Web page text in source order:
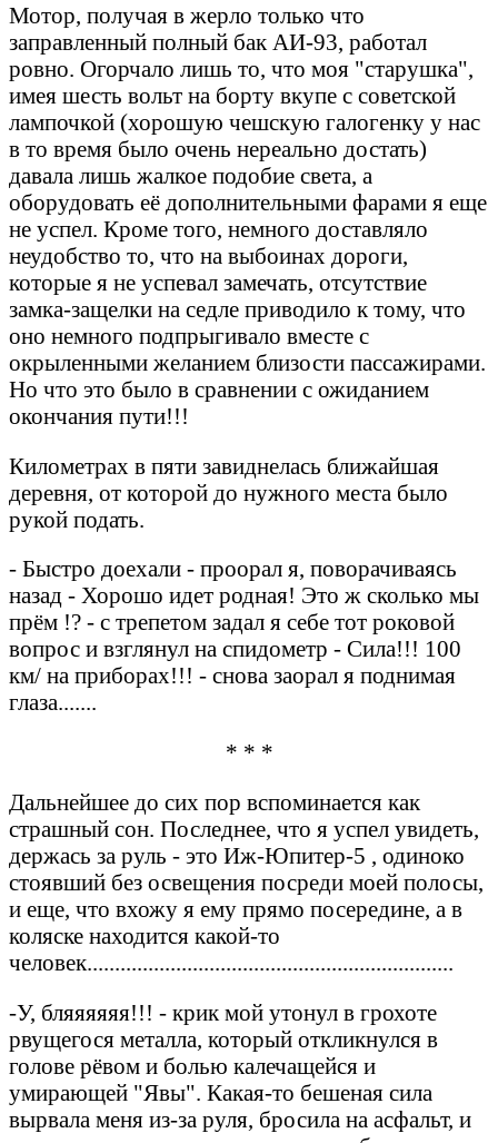
Мотор, получая в жерло только что
заправленный полный бак АИ-93, работал
ровно. Огорчало лишь то, что моя "старушка",
имея шесть вольт на борту вкупе с советской
лампочкой (хорошую чешскую галогенку у нас
в то время было очень нереально достать)
давала лишь жалкое подобие света, а
оборудовать её дополнительными фарами я еще
не успел. Кроме того, немного доставляло
неудобство то, что на выбоинах дороги,
которые я не успевал замечать, отсутствие
замка-защелки на седле приводило к тому, что
оно немного подпрыгивало вместе с
окрыленными желанием близости пассажирами.
Но что это было в сравнении с ожиданием
окончания пути!!!
Километрах в пяти завиднелась ближайшая
деревня, от которой до нужного места было
рукой подать.
- Быстро доехали - проорал я, поворачиваясь
назад - Хорошо идет родная! Это ж сколько мы
прём !? - с трепетом задал я себе тот роковой
вопрос и взглянул на спидометр - Сила!!! 100
км/ на приборах!!! - снова заорал я поднимая
глаза.......
* * *
Дальнейшее до сих пор вспоминается как
страшный сон. Последнее, что я успел увидеть,
держась за руль - это Иж-Юпитер-5 , одиноко
стоявший без освещения посреди моей полосы,
и еще, что вхожу я ему прямо посередине, а в
коляске находится какой-то
человек..................................................................
-У, бляяяяяя!!! - крик мой утонул в грохоте
рвущегося металла, который откликнулся в
голове рёвом и болью калечащейся и
умирающей "Явы". Какая-то бешеная сила
вырвала меня из-за руля, бросила на асфальт, и